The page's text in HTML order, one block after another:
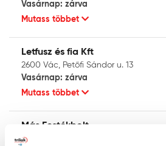
Vasárnap: zárva
Mutass többet
Letfusz és fia Kft
2600 Vác, Petőfi Sándor u. 13
Vasárnap: zárva
Mutass többet
Más Festékbolt
2120 Dunakeszi, Kossuth Lajos u. 34